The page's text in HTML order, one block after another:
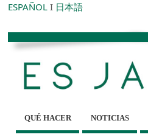
ESPAÑOL I 日本語
QUÉ HACER NOTICIAS